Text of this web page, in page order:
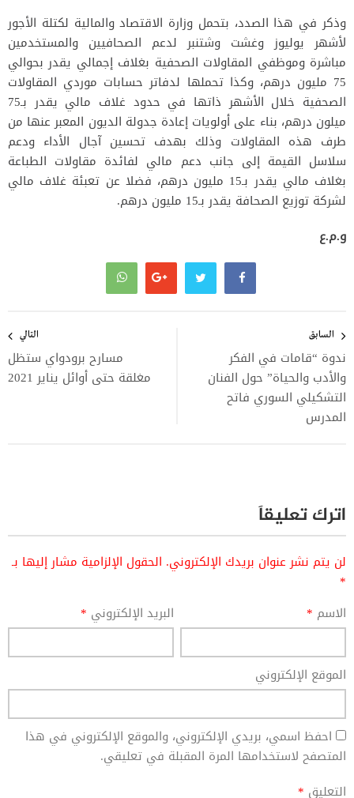
وذكر في هذا الصدد، بتحمل وزارة الاقتصاد والمالية لكتلة الأجور
لأشهر يوليوز وغشت وشتنبر لدعم الصحافيين والمستخدمين
مباشرة وموظفي المقاولات الصحفية بغلاف إجمالي يقدر بحوالي
75 مليون درهم، وكذا تحملها لدفاتر حسابات موردي المقاولات
الصحفية خلال الأشهر ذاتها في حدود غلاف مالي يقدر بـ75
ميلون درهم، بناء على أولويات إعادة جدولة الديون المعبر عنها من
طرف هذه المقاولات وذلك بهدف تحسين آجال الأداء ودعم
سلاسل القيمة إلى جانب دعم مالي لفائدة مقاولات الطباعة
بغلاف مالي يقدر بـ15 مليون درهم، فضلا عن تعبئة غلاف مالي
لشركة توزيع الصحافة يقدر بـ15 مليون درهم.
و.م.ع
المقالات
السابق
ندوة “قامات في الفكر
والأدب والحياة” حول الفنان
التشكيلي السوري فاتح
المدرس
التالي
مسارح برودواي ستظل
مغلقة حتى أوائل يناير 2021
اترك تعليقاً
لن يتم نشر عنوان بريدك الإلكتروني. الحقول الإلزامية مشار إليها بـ
*
الاسم * البريد الإلكتروني *
الموقع الإلكتروني
احفظ اسمي، بريدي الإلكتروني، والموقع الإلكتروني في هذا
المتصفح لاستخدامها المرة المقبلة في تعليقي.
التعليق *